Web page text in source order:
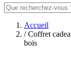
Accueil
/ Coffret
bois